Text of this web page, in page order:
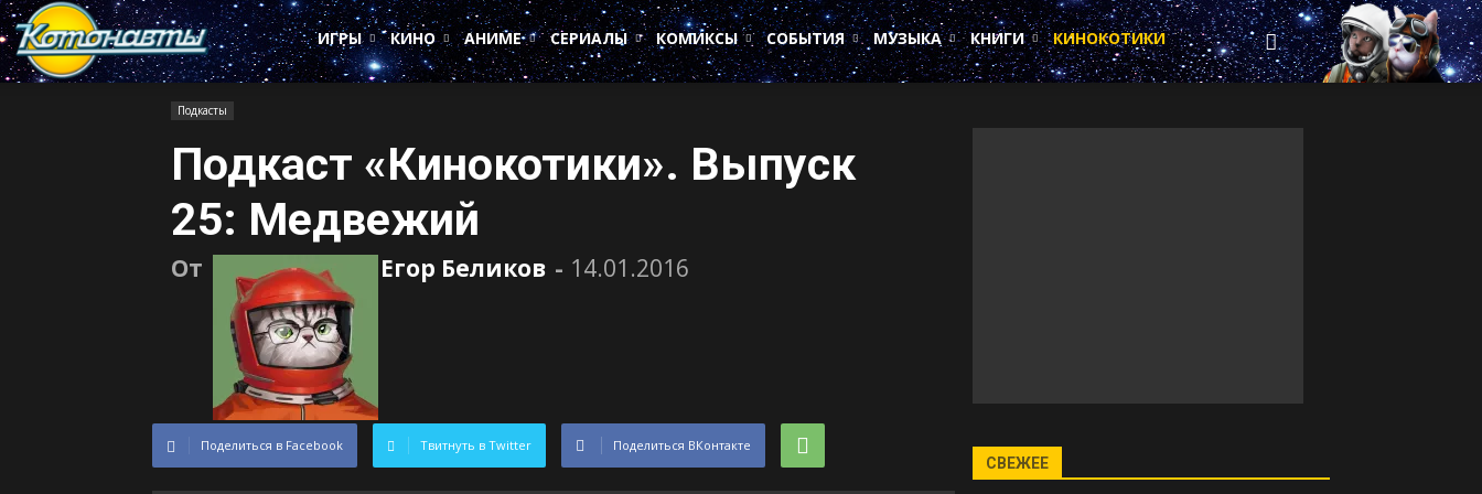
Котонавты
ИГРЫ
КИНО АНИМЕ СЕРИАЛЫ КОМИКСЫ СОБЫТИЯ МУЗЫКА КНИГИ КИНОКОТИКИ
Подкасты
Подкаст «Кинокотики». Выпуск
25: Медвежий
От Егор Беликов - 14.01.2016
Поделиться в Facebook Твитнуть в Twitter Поделиться ВКонтакте
СВЕЖЕЕ